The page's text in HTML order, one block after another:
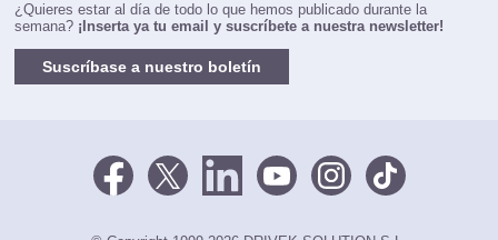
¿Quieres estar al día de todo lo que hemos publicado durante la
semana? ¡Inserta ya tu email y suscríbete a nuestra newsletter!
Suscríbase a nuestro boletín